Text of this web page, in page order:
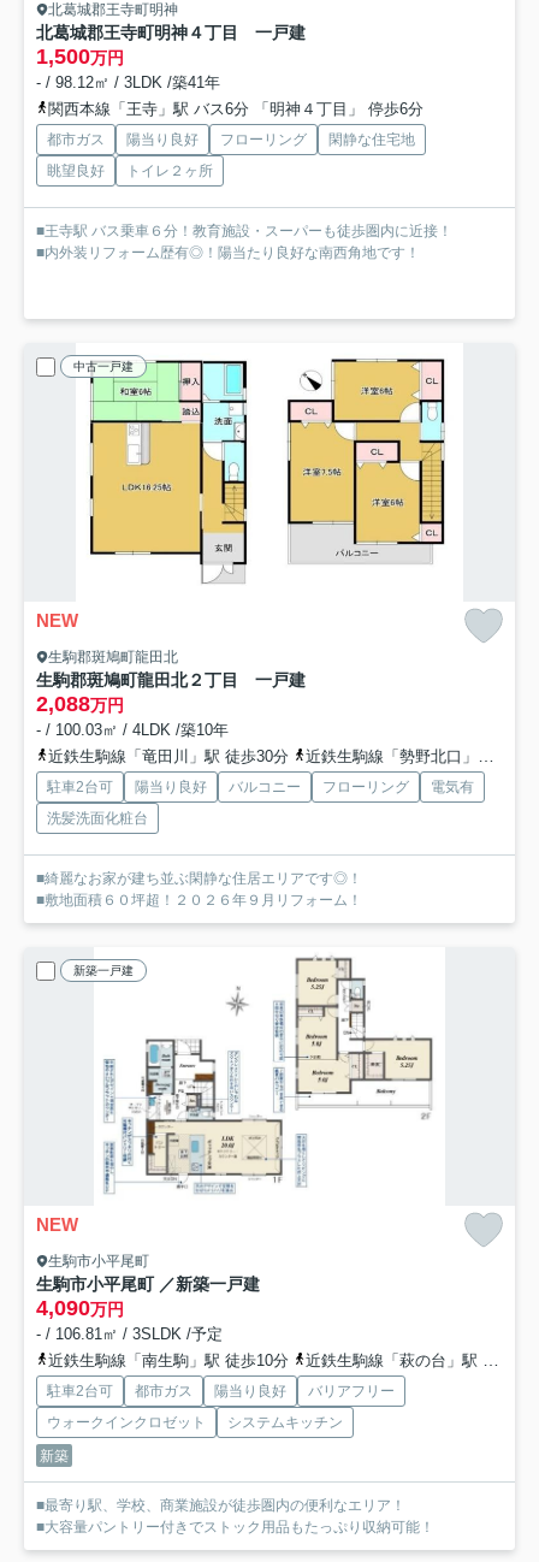
北葛城郡王寺町明神
北葛城郡王寺町明神４丁目 一戸建
1,500万円
- / 98.12㎡ / 3LDK /築41年
関西本線「王寺」駅 バス6分 「明神４丁目」 停歩6分
都市ガス 陽当り良好 フローリング
閑静な住宅地
眺望良好
トイレ２ヶ所
■王寺駅 バス乗車６分！教育施設・スーパーも徒歩圏内に近接！
■内外装リフォーム歴有◎！陽当たり良好な南西角地です！
中古一戸建
NEW
生駒郡斑鳩町龍田北
生駒郡斑鳩町龍田北２丁目 一戸建
2,088万円
- / 100.03㎡ / 4LDK /築10年
近鉄生駒線「竜田川」駅 徒歩30分
近鉄生駒線「勢野北口」駅 徒歩32分
駐車2台可 陽当り良好 バルコニー フローリング
電気有
洗髪洗面化粧台
■綺麗なお家が建ち並ぶ閑静な住居エリアです◎！
■敷地面積６０坪超！２０２６年９月リフォーム！
新築一戸建
NEW
生駒市小平尾町
生駒市小平尾町 ／新築一戸建
4,090万円
- / 106.81㎡ / 3SLDK /予定
近鉄生駒線「南生駒」駅 徒歩10分
近鉄生駒線「萩の台」駅 徒歩13分
駐車2台可 都市ガス 陽当り良好
バリアフリー
ウォークインクロゼット
システムキッチン
新築
■最寄り駅、学校、商業施設が徒歩圏内の便利なエリア！
■大容量パントリー付きでストック用品もたっぷり収納可能！